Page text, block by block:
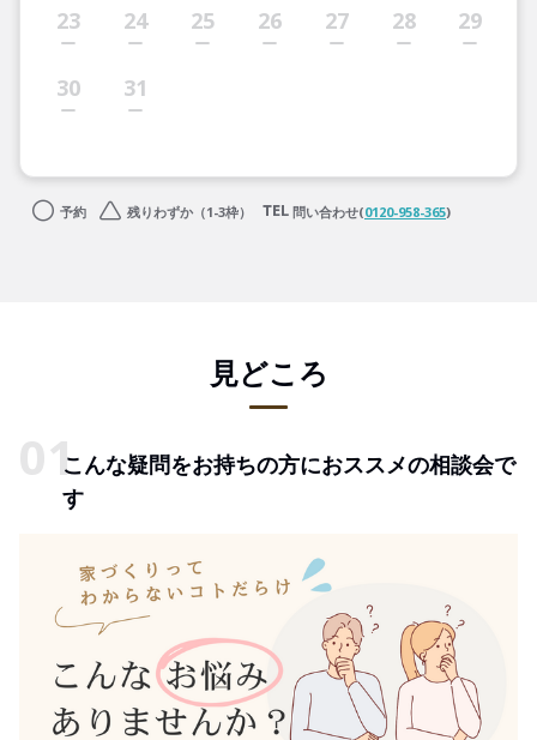
23 24 25 26 27 28 29
30 31
予約 残りわずか（1-3枠） 問い合わせ(0120-958-365)
見どころ
こんな疑問をお持ちの方におススメの相談会で
す